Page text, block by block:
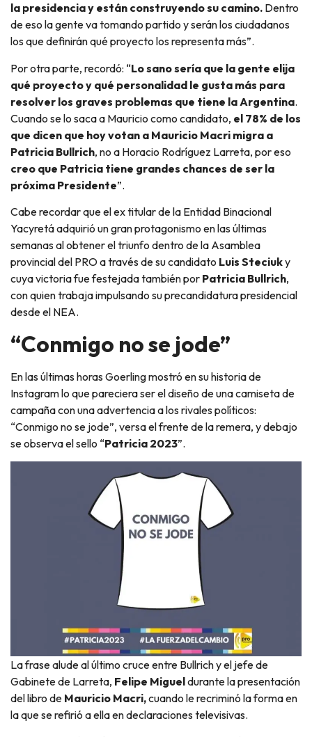
la presidencia y están construyendo su camino. Dentro
de eso la gente va tomando partido y serán los ciudadanos
los que definirán qué proyecto los representa más”.
Por otra parte, recordó: “Lo sano sería que la gente elija
qué proyecto y qué personalidad le gusta más para
resolver los graves problemas que tiene la Argentina.
Cuando se lo saca a Mauricio como candidato, el 78% de los
que dicen que hoy votan a Mauricio Macri migra a
Patricia Bullrich, no a Horacio Rodríguez Larreta, por eso
creo que Patricia tiene grandes chances de ser la
próxima Presidente”.
Cabe recordar que el ex titular de la Entidad Binacional
Yacyretá adquirió un gran protagonismo en las últimas
semanas al obtener el triunfo dentro de la Asamblea
provincial del PRO a través de su candidato Luis Steciuky
cuya victoria fue festejada también por Patricia Bullrich,
con quien trabaja impulsando su precandidatura presidencial
desde el NEA.
“Conmigo no se jode”
En las últimas horas Goerling mostró en su historia de
Instagram lo que pareciera ser el diseño de una camiseta de
campaña con una advertencia a los rivales políticos:
“Conmigo no se jode”, versa el frente de la remera, y debajo
se observa el sello “Patricia 2023”.
La frase alude al último cruce entre Bullrich y el jefe de
Gabinete de Larreta, Felipe Migueldurante la presentación
del libro de Mauricio Macri,cuando le recriminó la forma en
la que se refirió a ella en declaraciones televisivas.